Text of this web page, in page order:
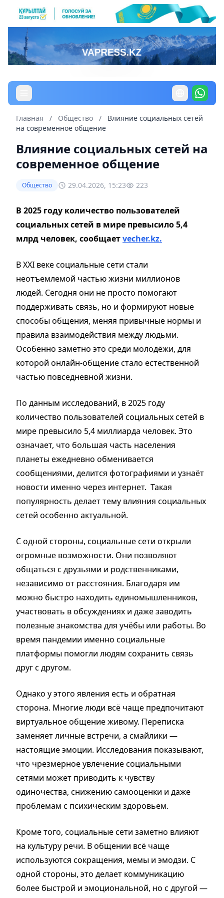
Главная / Общество /
Влияние социальных сетей
на современное общение
Влияние социальных сетей на
современное общение
Общество 29.04.2026, 15:23 223
В 2025 году количество пользователей
социальных сетей в мире превысило 5,4
млрд человек, сообщаетvecher.kz.
В XXI веке социальные сети стали
неотъемлемой частью жизни миллионов
людей. Сегодня они не просто помогают
поддерживать связь, но и формируют новые
способы общения, меняя привычные нормы и
правила взаимодействия между людьми.
Особенно заметно это среди молодёжи, для
которой онлайн-общение стало естественной
частью повседневной жизни.
По данным исследований, в 2025 году
количество пользователей социальных сетей в
мире превысило 5,4 миллиарда человек. Это
означает, что большая часть населения
планеты ежедневно обменивается
сообщениями, делится фотографиями и узнаёт
новости именно через интернет. Такая
популярность делает тему влияния социальных
сетей особенно актуальной.
С одной стороны, социальные сети открыли
огромные возможности. Они позволяют
общаться с друзьями и родственниками,
независимо от расстояния. Благодаря им
можно быстро находить единомышленников,
участвовать в обсуждениях и даже заводить
полезные знакомства для учёбы или работы. Во
время пандемии именно социальные
платформы помогли людям сохранить связь
друг с другом.
Однако у этого явления есть и обратная
сторона. Многие люди всё чаще предпочитают
виртуальное общение живому. Переписка
заменяет личные встречи, а смайлики —
настоящие эмоции. Исследования показывают,
что чрезмерное увлечение социальными
сетями может приводить к чувству
одиночества, снижению самооценки и даже
проблемам с психическим здоровьем.
Кроме того, социальные сети заметно влияют
на культуру речи. В общении всё чаще
используются сокращения, мемы и эмодзи. С
одной стороны, это делает коммуникацию
более быстрой и эмоциональной, но с другой —